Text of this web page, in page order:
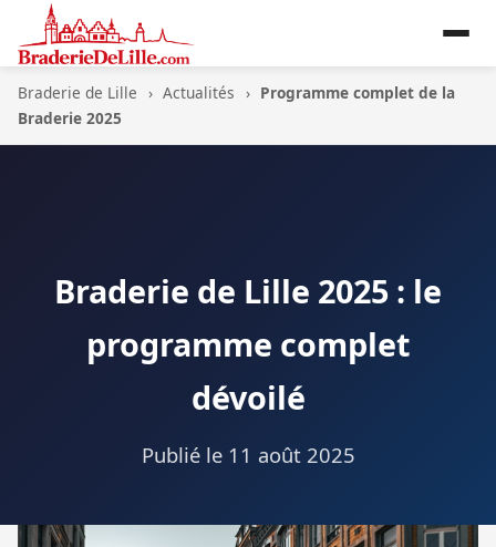
Braderie de Lille › Actualités › Programme complet de la
Braderie 2025
Braderie de Lille 2025 : le
programme complet
dévoilé
Publié le 11 août 2025